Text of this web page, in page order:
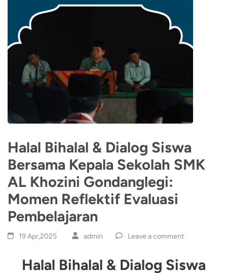
Halal Bihalal & Dialog Siswa
Bersama Kepala Sekolah SMK
AL Khozini Gondanglegi:
Momen Reflektif Evaluasi
Pembelajaran
19 Apr,2025 admin Leave a comment
Halal Bihalal & Dialog Siswa